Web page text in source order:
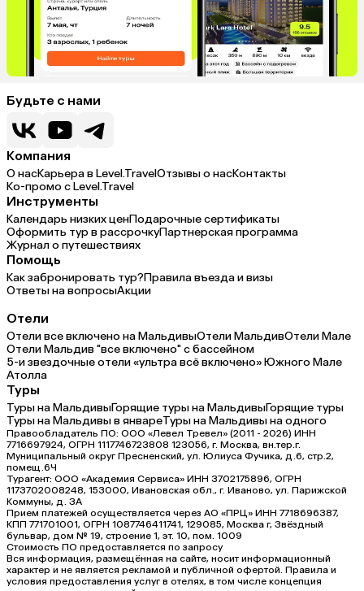
Будьте с нами
Компания
О насКарьера в Level.TravelОтзывы о насКонтакты
Ко-промо с Level.Travel
Инструменты
Календарь низких ценПодарочные сертификаты
Оформить тур в рассрочкуПартнерская программа
Журнал о путешествиях
Помощь
Как забронировать тур?Правила въезда и визы
Ответы на вопросыАкции
Отели
Отели все включено на МальдивыОтели МальдивОтели Мале
Отели Мальдив "все включено" с бассейном
5-и звездочные отели «ультра всё включено» Южного Мале
Атолла
Туры
Туры на МальдивыГорящие туры на МальдивыГорящие туры
Туры на Мальдивы в январеТуры на Мальдивы на одного
Правообладатель ПО: ООО «Левел Тревел» (2011 - 2026) ИНН
7716697924, ОГРН 1117746723808 123056, г. Москва, вн.тер.г.
Муниципальный округ Пресненский, ул. Юлиуса Фучика, д.6, стр.2,
помещ.6Ч
Турагент: ООО «Академия Сервиса» ИНН 3702175896, ОГРН
1173702008248, 153000, Ивановская обл., г. Иваново, ул. Парижской
Коммуны, д. ЗА
Прием платежей осуществляется через АО «ПРЦ» ИНН 7718696387,
КПП 771701001, ОГРН 1087746411741, 129085, Москва г, Звёздный
бульвар, дом № 19, строение 1, эт. 10, пом. 1009
Стоимость ПО предоставляется по запросу
Вся информация, размещённая на сайте, носит информационный
характер и не является рекламой и публичной офертой. Правила и
условия предоставления услуг в отелях, в том числе концепция